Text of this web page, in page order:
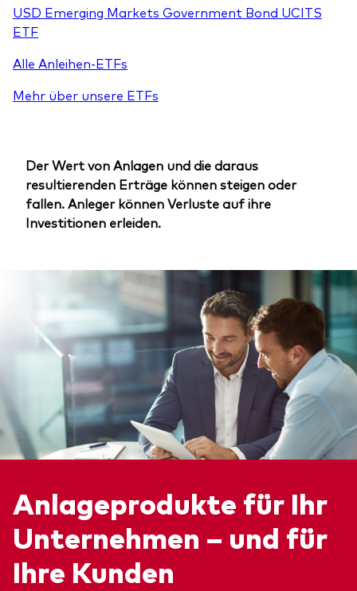
USD Emerging Markets Government Bond UCITS
ETF
Alle Anleihen-ETFs
Mehr über unsere ETFs
Der Wert von Anlagen und die daraus
resultierenden Erträge können steigen oder
fallen. Anleger können Verluste auf ihre
Investitionen erleiden.
Anlageprodukte für Ihr
Unternehmen – und für
Ihre Kunden